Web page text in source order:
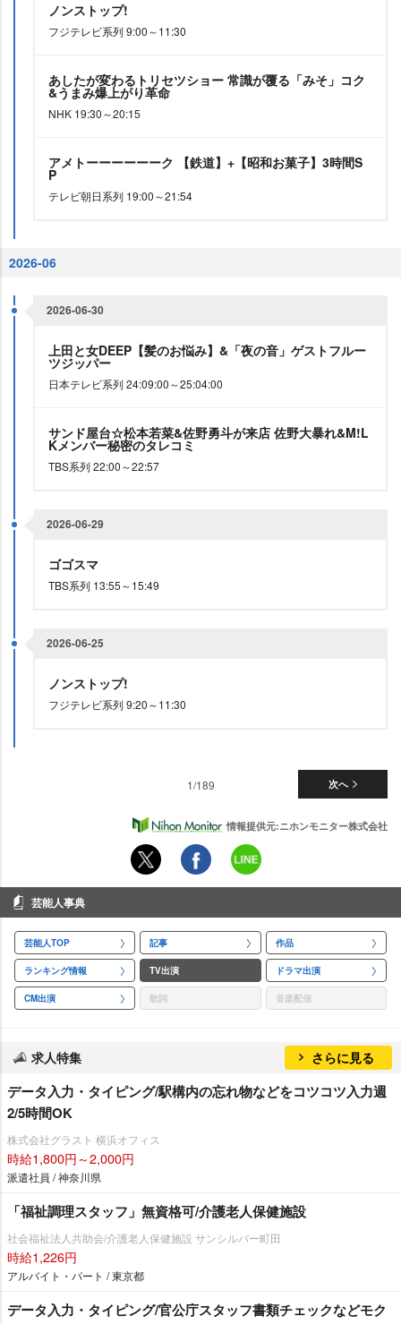
ノンストップ!
フジテレビ系列 9:00～11:30
あしたが変わるトリセツショー 常識が覆る「みそ」コク
&うまみ爆上がり革命
NHK 19:30～20:15
アメトーーーーーーク 【鉄道】+【昭和お菓子】3時間S
P
テレビ朝日系列 19:00～21:54
2026-06
2026-06-30
上田と女DEEP【髪のお悩み】&「夜の音」ゲストフルー
ツジッパー
日本テレビ系列 24:09:00～25:04:00
サンド屋台☆松本若菜&佐野勇斗が来店 佐野大暴れ&M!L
Kメンバー秘密のタレコミ
TBS系列 22:00～22:57
2026-06-29
ゴゴスマ
TBS系列 13:55～15:49
2026-06-25
ノンストップ!
フジテレビ系列 9:20～11:30
次へ
1/189
情報提供元:ニホンモニター株式会社
芸能人事典
芸能人TOP 記事 作品
ランキング情報 TV出演 ドラマ出演
CM出演 歌詞 音楽配信
求人特集 さらに見る
データ入力・タイピング/駅構内の忘れ物などをコツコツ入力週
2/5時間OK
株式会社グラスト 横浜オフィス
時給1,800円～2,000円
派遣社員 / 神奈川県
「福祉調理スタッフ」無資格可/介護老人保健施設
社会福祉法人共助会/介護老人保健施設 サンシルバー町田
時給1,226円
アルバイト・パート / 東京都
データ入力・タイピング/官公庁スタッフ書類チェックなどモク